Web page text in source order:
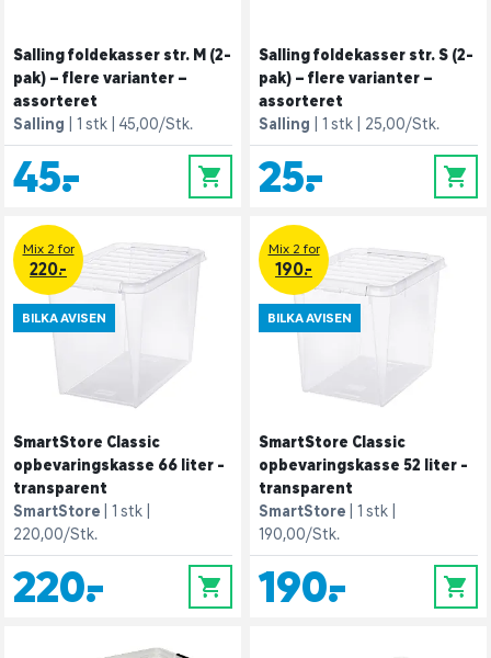
Salling foldekasser str. M (2-
pak) – flere varianter –
assorteret
Salling
1 stk 45,00/Stk.
45,- 0
Salling foldekasser str. S (2-
pak) – flere varianter –
assorteret
Salling
1 stk 25,00/Stk.
25,- 0
Mix 2 for
220.-
BILKA AVISEN
SmartStore Classic
opbevaringskasse 66 liter -
transparent
SmartStore
1 stk
220,00/Stk.
220,- 0
Mix 2 for
190.-
BILKA AVISEN
SmartStore Classic
opbevaringskasse 52 liter -
transparent
SmartStore
1 stk
190,00/Stk.
190,- 0